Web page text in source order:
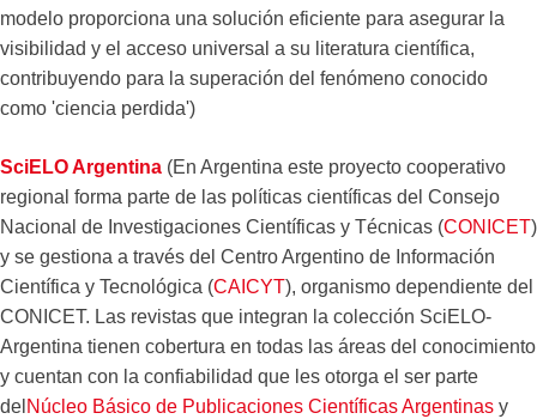
modelo proporciona una solución eficiente para asegurar la
visibilidad y el acceso universal a su literatura científica,
contribuyendo para la superación del fenómeno conocido
como 'ciencia perdida')
SciELO Argentina (En Argentina este proyecto cooperativo
regional forma parte de las políticas científicas del Consejo
Nacional de Investigaciones Científicas y Técnicas (CONICET)
y se gestiona a través del Centro Argentino de Información
Científica y Tecnológica (CAICYT), organismo dependiente del
CONICET. Las revistas que integran la colección SciELO-
Argentina tienen cobertura en todas las áreas del conocimiento
y cuentan con la confiabilidad que les otorga el ser parte
del Núcleo Básico de Publicaciones Científicas Argentinas y